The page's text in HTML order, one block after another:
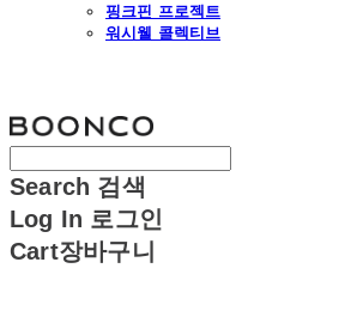
핑크핀 프로젝트
워시웰 콜렉티브
Search 검색
Log In 로그인
Cart장바구니